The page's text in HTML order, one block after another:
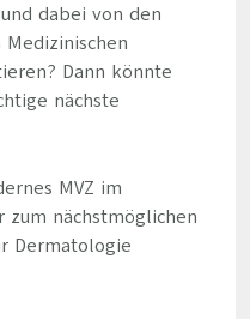
dabei von den
Dann könnte
nächste
MVZ im
zum nächstmöglichen
Dermatologie